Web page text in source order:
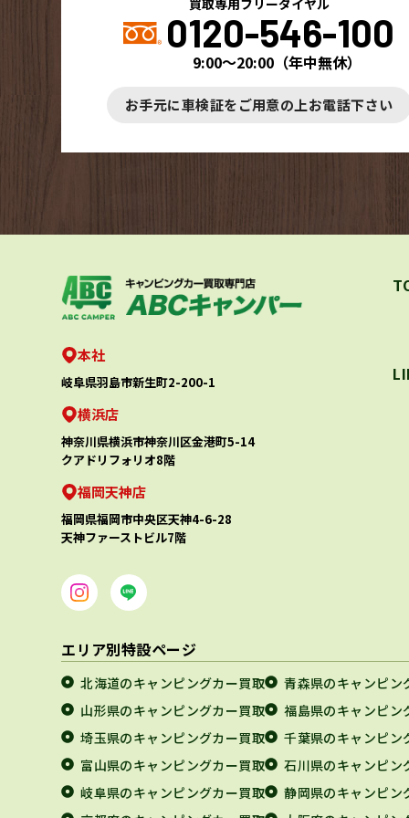
0120-546-100
9:00～20:00 （年中無休）
お手元に車検証をご用意の上お電話下さい
本社
岐阜県羽島市新生町2-200-1
横浜店
神奈川県横浜市神奈川区金港町5-14
クアドリフォリオ8階
福岡天神店
福岡県福岡市中央区天神4-6-28
天神ファーストビル7階
エリア別特設ページ
北海道のキャンピングカー買取
青森県のキャンピン
山形県のキャンピングカー買取
福島県のキャンピン
埼玉県のキャンピングカー買取
千葉県のキャンピン
富山県のキャンピングカー買取
石川県のキャンピン
岐阜県のキャンピングカー買取
静岡県のキャンピン